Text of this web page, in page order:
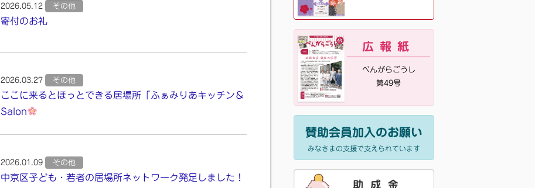
2026.05.12 その他
寄付のお礼
2026.03.27 その他
ここに来るとほっとできる居場所「ふぁみりあキッチン＆
Salon
2026.01.09 その他
中京区子ども・若者の居場所ネットワーク発足しました！
広報紙
べんがらごうし
第49号
賛助会員加入のお願い
みなさまの支援で支えられています